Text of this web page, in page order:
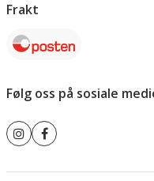
Frakt
Følg oss på sosiale